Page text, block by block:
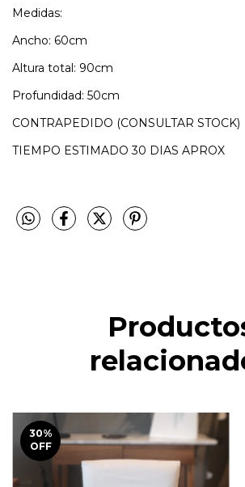
Medidas:
Ancho: 60cm
Altura total: 90cm
Profundidad: 50cm
CONTRAPEDIDO (CONSULTAR STOCK)
TIEMPO ESTIMADO 30 DIAS APROX
30%
OFF